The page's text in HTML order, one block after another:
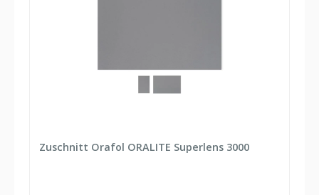
Zuschnitt Orafol ORALITE Superlens 3000